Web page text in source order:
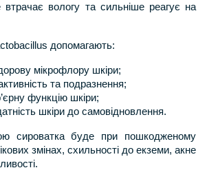
втрачає вологу та сильніше реагує на
допомагають:
мікрофлору шкіри;
та подразнення;
функцію шкіри;
шкіри до самовідновлення.
сироватка буде при пошкодженому
змінах, схильності до екземи, акне